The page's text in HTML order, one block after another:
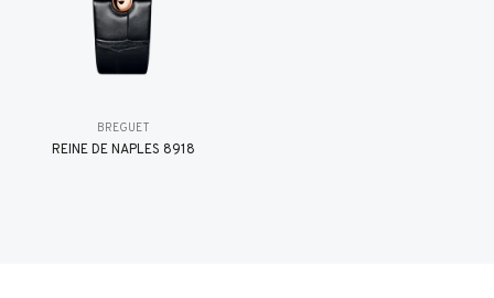
BREGUET
REINE DE NAPLES 8918